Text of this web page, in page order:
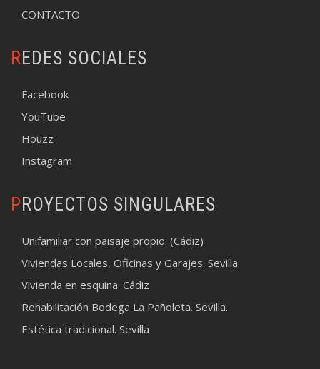
CONTACTO
REDES SOCIALES
Facebook
YouTube
Houzz
Instagram
PROYECTOS SINGULARES
Unifamiliar con paisaje propio. (Cádiz)
Viviendas Locales, Oficinas y Garajes. Sevilla.
Vivienda en esquina. Cádiz
Rehabilitación Bodega La Pañoleta. Sevilla.
Estética tradicional. Sevilla